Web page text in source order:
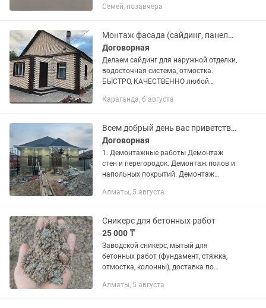
.Выполняем крупные и мелкие работы.
Семей, позавчера
Монтаж фасада (сайдинг, панели) под ключ
Договорная
Делаем сайдинг для наружной отделки,
водосточная система, отмостка.
БЫСТРО, КАЧЕСТВЕННО любой
Караганда, 6 августа
Всем добрый день вас приветствует команда профессиональных строителей
Договорная
1. Демонтажные работы Демонтаж
стен и перегородок. Демонтаж полов и
напольных покрытий. Демонтаж
Демонтаж сантехнического
Алматы, 5 августа
Сникерс для бетонных работ
25 000 ₸
Заводской сникерс, мытый для
бетонных работ (фундамент, стяжка,
отмостка, колонны), доставка по
самосвалах Зил - камаз.
Алматы, 5 августа